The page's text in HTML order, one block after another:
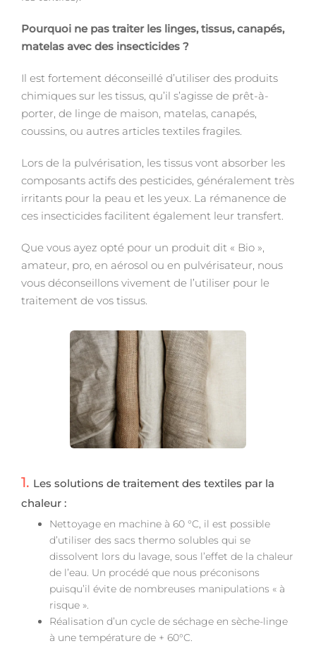
Pourquoi ne pas traiter les linges, tissus, canapés,
matelas avec des insecticides ?
Il est fortement déconseillé d’utiliser des produits
chimiques sur les tissus, qu’il s’agisse de prêt-à-
porter, de linge de maison, matelas, canapés,
coussins, ou autres articles textiles fragiles.
Lors de la pulvérisation, les tissus vont absorber les
composants actifs des pesticides, généralement très
irritants pour la peau et les yeux. La rémanence de
ces insecticides facilitent également leur transfert.
Que vous ayez opté pour un produit dit « Bio »,
amateur, pro, en aérosol ou en pulvérisateur, nous
vous déconseillons vivement de l’utiliser pour le
traitement de vos tissus.
1. Les solutions de traitement des textiles par la
chaleur :
Nettoyage en machine à 60 °C, il est possible
d’utiliser des sacs thermo solubles qui se
dissolvent lors du lavage, sous l’effet de la chaleur
de l’eau. Un procédé que nous préconisons
puisqu’il évite de nombreuses manipulations « à
risque ».
Réalisation d’un cycle de séchage en sèche-linge
à une température de + 60°C.